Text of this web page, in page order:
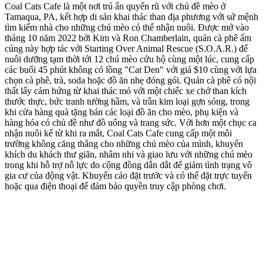
Coal Cats Cafe là một nơi trú ẩn quyến rũ với chủ đề mèo ở
Tamaqua, PA, kết hợp di sản khai thác than địa phương với sứ mệnh
tìm kiếm nhà cho những chú mèo có thể nhận nuôi. Được mở vào
tháng 10 năm 2022 bởi Kim và Ron Chamberlain, quán cà phê ấm
cúng này hợp tác với Starting Over Animal Rescue (S.O.A.R.) để
nuôi dưỡng tạm thời tới 12 chú mèo cứu hộ cùng một lúc, cung cấp
các buổi 45 phút không có lồng "Cat Den" với giá $10 cùng với lựa
chọn cà phê, trà, soda hoặc đồ ăn nhẹ đóng gói. Quán cà phê có nội
thất lấy cảm hứng từ khai thác mỏ với một chiếc xe chở than kích
thước thực, bức tranh tường hầm, và trần kim loại gợn sóng, trong
khi cửa hàng quà tặng bán các loại đồ ăn cho mèo, phụ kiện và
hàng hóa có chủ đề như đồ uống và trang sức. Với hơn một chục ca
nhận nuôi kể từ khi ra mắt, Coal Cats Cafe cung cấp một môi
trường không căng thẳng cho những chú mèo của mình, khuyến
khích du khách thư giãn, nhâm nhi và giao lưu với những chú mèo
trong khi hỗ trợ nỗ lực do cộng đồng dẫn dắt để giảm tình trạng vô
gia cư của động vật. Khuyến cáo đặt trước và có thể đặt trực tuyến
hoặc qua điện thoại để đảm bảo quyền truy cập phòng chơi.